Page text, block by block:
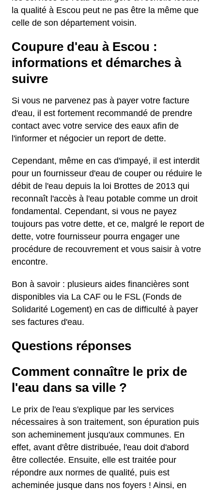
la qualité à Escou peut ne pas être la même que
celle de son département voisin.
Coupure d'eau à Escou :
informations et démarches à
suivre
Si vous ne parvenez pas à payer votre facture
d'eau, il est fortement recommandé de prendre
contact avec votre service des eaux afin de
l'informer et négocier un report de dette.
Cependant, même en cas d'impayé, il est interdit
pour un fournisseur d'eau de couper ou réduire le
débit de l'eau depuis la loi Brottes de 2013 qui
reconnaît l'accès à l'eau potable comme un droit
fondamental. Cependant, si vous ne payez
toujours pas votre dette, et ce, malgré le report de
dette, votre fournisseur pourra engager une
procédure de recouvrement et vous saisir à votre
encontre.
Bon à savoir : plusieurs aides financières sont
disponibles via La CAF ou le FSL (Fonds de
Solidarité Logement) en cas de difficulté à payer
ses factures d'eau.
Questions réponses
Comment connaître le prix de
l'eau dans sa ville ?
Le prix de l'eau s'explique par les services
nécessaires à son traitement, son épuration puis
son acheminement jusqu'aux communes. En
effet, avant d'être distribuée, l'eau doit d'abord
être collectée. Ensuite, elle est traitée pour
répondre aux normes de qualité, puis est
acheminée jusque dans nos foyers ! Ainsi, en